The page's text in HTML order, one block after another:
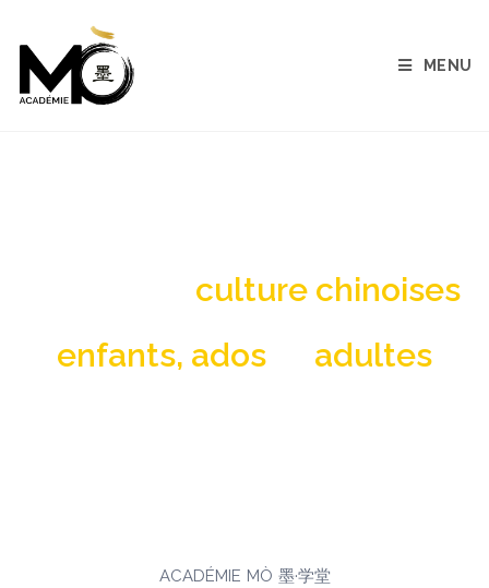
MENU
culture chinoises
enfants, ados
adultes
ACADÉMIE MÒ 墨·学堂